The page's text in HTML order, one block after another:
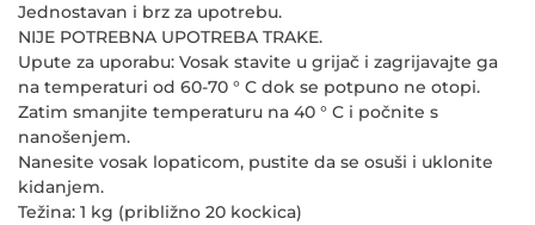
Jednostavan i brz za upotrebu.
NIJE POTREBNA UPOTREBA TRAKE.
Upute za uporabu: Vosak stavite u grijač i zagrijavajte ga
na temperaturi od 60-70 ° C dok se potpuno ne otopi.
Zatim smanjite temperaturu na 40 ° C i počnite s
nanošenjem.
Nanesite vosak lopaticom, pustite da se osuši i uklonite
kidanjem.
Težina: 1 kg (približno 20 kockica)